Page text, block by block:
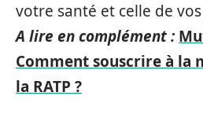
votre santé et celle de
A lire en complément :
Comment souscrire à la
la RATP ?